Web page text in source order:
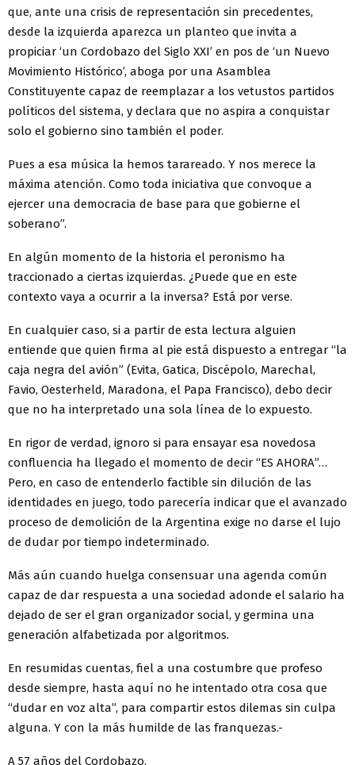
que, ante una crisis de representación sin precedentes,
desde la izquierda aparezca un planteo que invita a
propiciar ‘un Cordobazo del Siglo XXI’ en pos de ‘un Nuevo
Movimiento Histórico’, aboga por una Asamblea
Constituyente capaz de reemplazar a los vetustos partidos
políticos del sistema, y declara que no aspira a conquistar
solo el gobierno sino también el poder.
Pues a esa música la hemos tarareado. Y nos merece la
máxima atención. Como toda iniciativa que convoque a
ejercer una democracia de base para que gobierne el
soberano”.
En algún momento de la historia el peronismo ha
traccionado a ciertas izquierdas. ¿Puede que en este
contexto vaya a ocurrir a la inversa? Está por verse.
En cualquier caso, si a partir de esta lectura alguien
entiende que quien firma al pie está dispuesto a entregar “la
caja negra del avión” (Evita, Gatica, Discépolo, Marechal,
Favio, Oesterheld, Maradona, el Papa Francisco), debo decir
que no ha interpretado una sola línea de lo expuesto.
En rigor de verdad, ignoro si para ensayar esa novedosa
confluencia ha llegado el momento de decir “ES AHORA”…
Pero, en caso de entenderlo factible sin dilución de las
identidades en juego, todo parecería indicar que el avanzado
proceso de demolición de la Argentina exige no darse el lujo
de dudar por tiempo indeterminado.
Más aún cuando huelga consensuar una agenda común
capaz de dar respuesta a una sociedad adonde el salario ha
dejado de ser el gran organizador social, y germina una
generación alfabetizada por algoritmos.
En resumidas cuentas, fiel a una costumbre que profeso
desde siempre, hasta aquí no he intentado otra cosa que
“dudar en voz alta”, para compartir estos dilemas sin culpa
alguna. Y con la más humilde de las franquezas.-
A 57 años del Cordobazo.